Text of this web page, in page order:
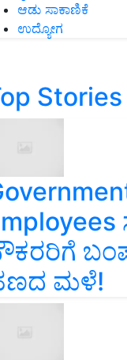
ಆಡು ಸಾಕಾಣಿಕೆ
ಉದ್ಯೋಗ
Stories
ಮಳೆ!